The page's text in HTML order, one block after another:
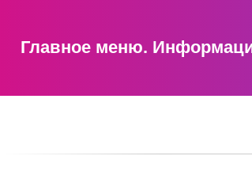
Главное меню.